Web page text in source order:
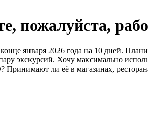
пожалуйста,
января 2026 года на 10 дней.
экскурсий. Хочу максимально
Принимают ли её в магазинах,